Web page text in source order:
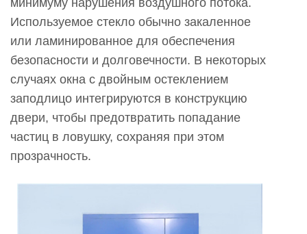
Используемое стекло обычно закаленное
или ламинированное для обеспечения
безопасности и долговечности. В некоторых
случаях окна с двойным остеклением
заподлицо интегрируются в конструкцию
двери, чтобы предотвратить попадание
частиц в ловушку, сохраняя при этом
прозрачность.